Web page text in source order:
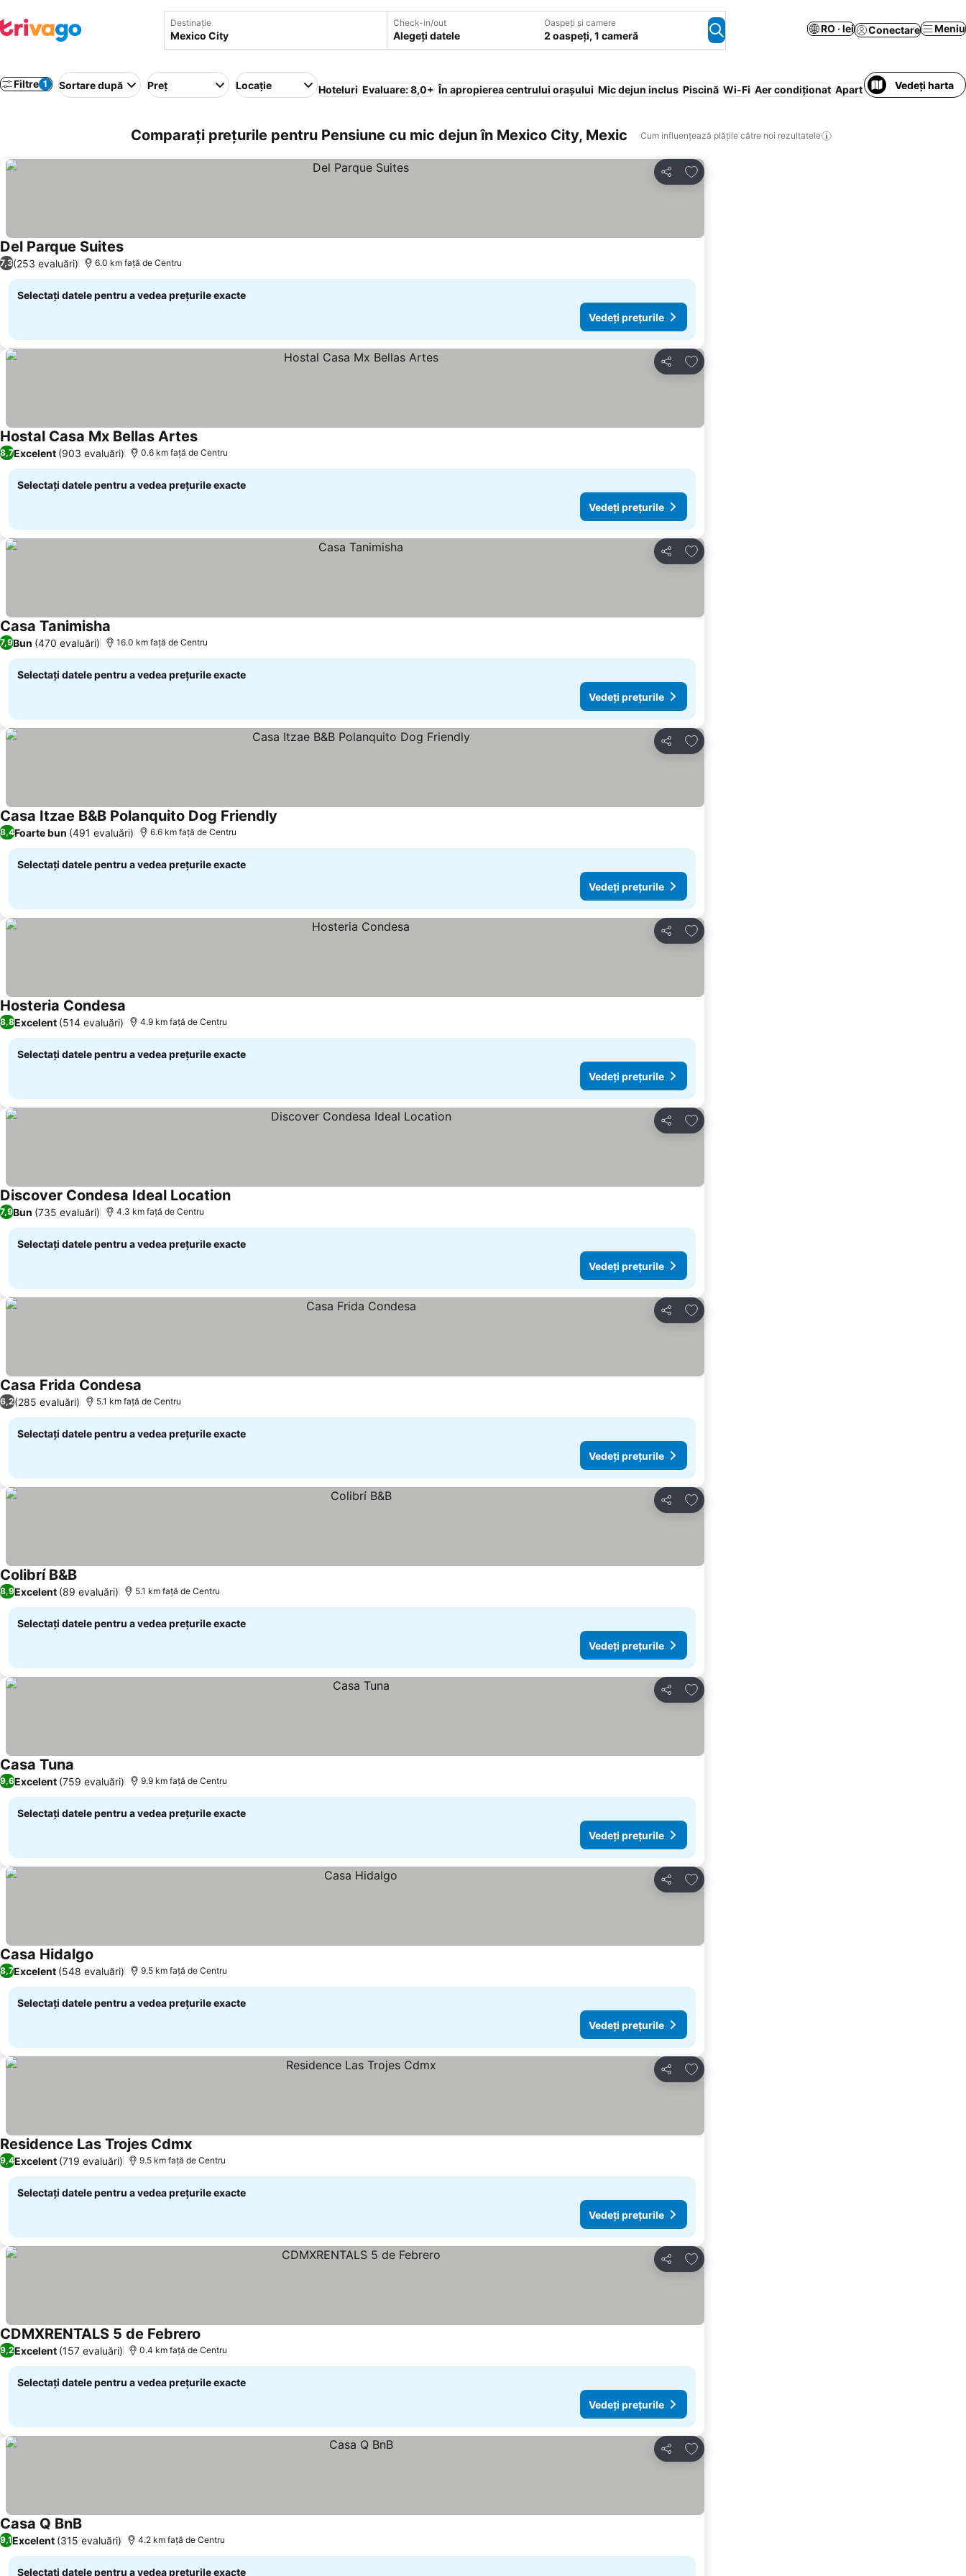
Destinație Check-in/out
Alegeți datele
Oaspeți și camere
2 oaspeți, 1 cameră
RO · lei Conectare Meniu
Filtre 1 Sortare după Preț Locație Hoteluri Evaluare: 8,0+ În apropierea centrului orașului Mic dejun inclus Piscină Wi-Fi Aer condiționat Apartament în regim
Vedeți harta
Comparați prețurile pentru Pensiune cu mic dejun în Mexico City, Mexic Cum influențează plățile către noi rezultatele
Distribuiți
Adăugaţi la favorite
Del Parque Suites
7,3(253 evaluări) 6.0 km faţă de Centru
Selectați datele pentru a vedea prețurile exacte
Vedeți prețurile
Distribuiți
Adăugaţi la favorite
Hostal Casa Mx Bellas Artes
8,7Excelent (903 evaluări) 0.6 km faţă de Centru
Selectați datele pentru a vedea prețurile exacte
Vedeți prețurile
Distribuiți
Adăugaţi la favorite
Casa Tanimisha
7,9Bun (470 evaluări) 16.0 km faţă de Centru
Selectați datele pentru a vedea prețurile exacte
Vedeți prețurile
Distribuiți
Adăugaţi la favorite
Casa Itzae B&B Polanquito Dog Friendly
8,4Foarte bun (491 evaluări) 6.6 km faţă de Centru
Selectați datele pentru a vedea prețurile exacte
Vedeți prețurile
Distribuiți
Adăugaţi la favorite
Hosteria Condesa
8,8Excelent (514 evaluări) 4.9 km faţă de Centru
Selectați datele pentru a vedea prețurile exacte
Vedeți prețurile
Distribuiți
Adăugaţi la favorite
Discover Condesa Ideal Location
7,9Bun (735 evaluări) 4.3 km faţă de Centru
Selectați datele pentru a vedea prețurile exacte
Vedeți prețurile
Distribuiți
Adăugaţi la favorite
Casa Frida Condesa
6,2(285 evaluări) 5.1 km faţă de Centru
Selectați datele pentru a vedea prețurile exacte
Vedeți prețurile
Distribuiți
Adăugaţi la favorite
Colibrí B&B
8,9Excelent (89 evaluări) 5.1 km faţă de Centru
Selectați datele pentru a vedea prețurile exacte
Vedeți prețurile
Distribuiți
Adăugaţi la favorite
Casa Tuna
9,6Excelent (759 evaluări) 9.9 km faţă de Centru
Selectați datele pentru a vedea prețurile exacte
Vedeți prețurile
Distribuiți
Adăugaţi la favorite
Casa Hidalgo
8,7Excelent (548 evaluări) 9.5 km faţă de Centru
Selectați datele pentru a vedea prețurile exacte
Vedeți prețurile
Distribuiți
Adăugaţi la favorite
Residence Las Trojes Cdmx
9,4Excelent (719 evaluări) 9.5 km faţă de Centru
Selectați datele pentru a vedea prețurile exacte
Vedeți prețurile
Distribuiți
Adăugaţi la favorite
CDMXRENTALS 5 de Febrero
9,2Excelent (157 evaluări) 0.4 km faţă de Centru
Selectați datele pentru a vedea prețurile exacte
Vedeți prețurile
Distribuiți
Adăugaţi la favorite
Casa Q BnB
9,1Excelent (315 evaluări) 4.2 km faţă de Centru
Selectați datele pentru a vedea prețurile exacte